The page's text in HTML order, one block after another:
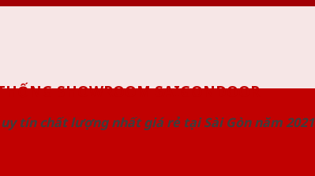
SHOWROOM SAIGONDOOR
tín chất lượng nhất giá rẻ tại Sài Gòn năm 2021